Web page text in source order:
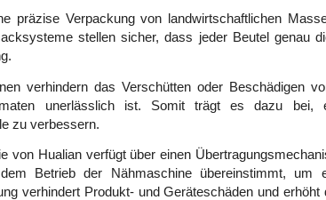
präzise Verpackung von landwirtschaftlichen
stellen sicher, dass jeder Beutel genau
verhindern das Verschütten oder Beschädigen
unerlässlich ist. Somit trägt es dazu bei,
zu verbessern.
von Hualian verfügt über einen
Betrieb der Nähmaschine übereinstimmt, um
verhindert Produkt- und Geräteschäden und